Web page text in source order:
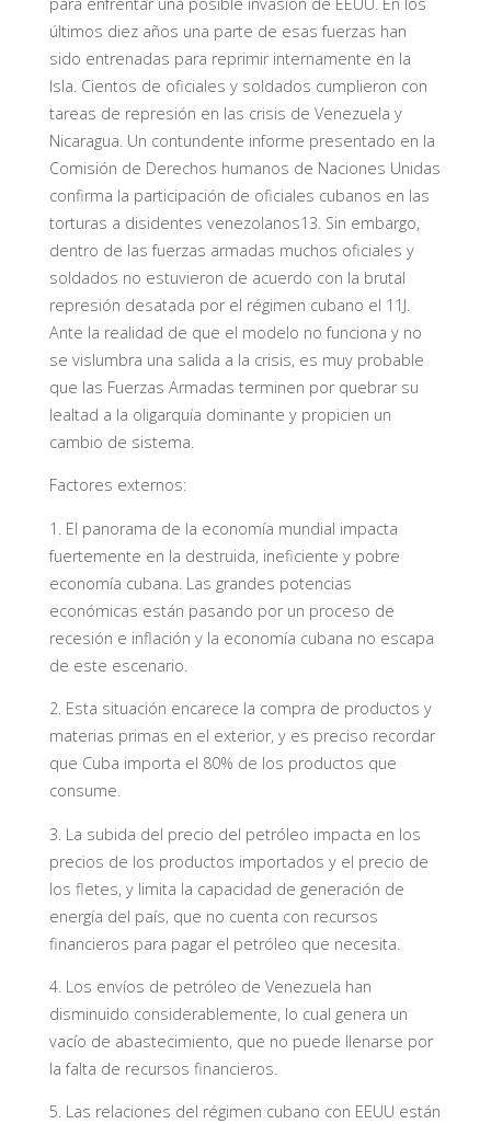
últimos diez años una parte de esas fuerzas han
sido entrenadas para reprimir internamente en la
Isla. Cientos de oficiales y soldados cumplieron con
tareas de represión en las crisis de Venezuela y
Nicaragua. Un contundente informe presentado en la
Comisión de Derechos humanos de Naciones Unidas
confirma la participación de oficiales cubanos en las
torturas a disidentes venezolanos13. Sin embargo,
dentro de las fuerzas armadas muchos oficiales y
soldados no estuvieron de acuerdo con la brutal
represión desatada por el régimen cubano el 11J.
Ante la realidad de que el modelo no funciona y no
se vislumbra una salida a la crisis, es muy probable
que las Fuerzas Armadas terminen por quebrar su
lealtad a la oligarquía dominante y propicien un
cambio de sistema.
Factores externos:
1. El panorama de la economía mundial impacta
fuertemente en la destruida, ineficiente y pobre
economía cubana. Las grandes potencias
económicas están pasando por un proceso de
recesión e inflación y la economía cubana no escapa
de este escenario.
2. Esta situación encarece la compra de productos y
materias primas en el exterior, y es preciso recordar
que Cuba importa el 80% de los productos que
consume.
3. La subida del precio del petróleo impacta en los
precios de los productos importados y el precio de
los fletes, y limita la capacidad de generación de
energía del país, que no cuenta con recursos
financieros para pagar el petróleo que necesita.
4. Los envíos de petróleo de Venezuela han
disminuido considerablemente, lo cual genera un
vacío de abastecimiento, que no puede llenarse por
la falta de recursos financieros.
5. Las relaciones del régimen cubano con EEUU están